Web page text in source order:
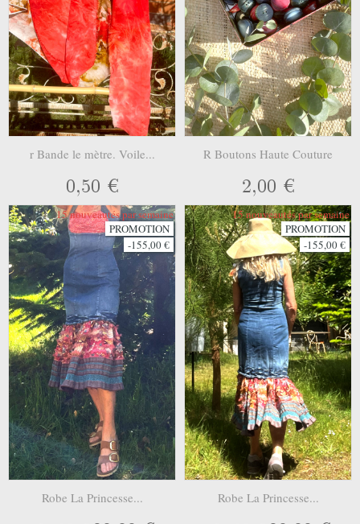
r Bande le mètre. Voile...
0,50 €
R Boutons Haute Couture
2,00 €
15 nouveautés par semaine
PROMOTION
-155,00 €
Robe La Princesse...
15 nouveautés par semaine
PROMOTION
-155,00 €
Robe La Princesse...